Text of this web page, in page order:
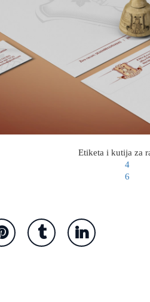
Etiketa i kutija za